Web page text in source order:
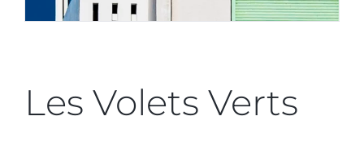
Les Volets Verts